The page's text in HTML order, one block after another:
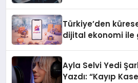
Türkiye’den
dijital ekonomi ile
Ayla Selvi Yedi
Yazdı: “Kayıp